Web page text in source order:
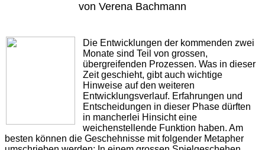
von Verena Bachmann
Die Entwicklungen der kommenden zwei
Monate sind Teil von grossen,
übergreifenden Prozessen. Was in dieser
Zeit geschieht, gibt auch wichtige
Hinweise auf den weiteren
Entwicklungsverlauf. Erfahrungen und
Entscheidungen in dieser Phase dürften
in mancherlei Hinsicht eine
weichenstellende Funktion haben. Am
besten können die Geschehnisse mit folgender Metapher